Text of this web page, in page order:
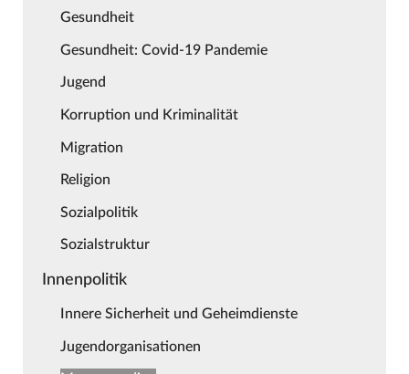
Gesundheit
Gesundheit: Covid-19 Pandemie
Jugend
Korruption und Kriminalität
Migration
Religion
Sozialpolitik
Sozialstruktur
Innenpolitik
Innere Sicherheit und Geheimdienste
Jugendorganisationen